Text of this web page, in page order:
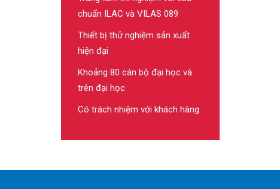
chuẩn ILAC và VILAS 089
Thiết bị thử nghiệm sản xuất
hiện đại
Khoảng 80 cán bộ đại học và
trên đại học
Có trách nhiệm với khách hàng